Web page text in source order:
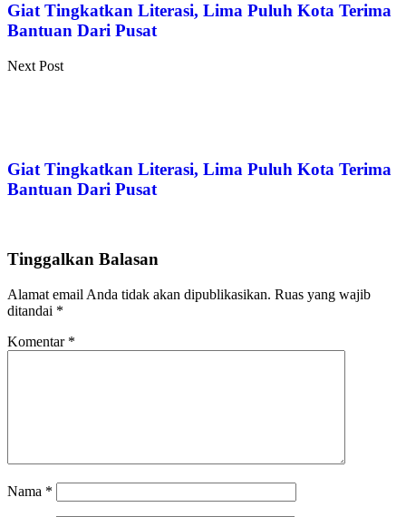
Giat Tingkatkan Literasi, Lima Puluh Kota Terima
Bantuan Dari Pusat
Next Post
Giat Tingkatkan Literasi, Lima Puluh Kota Terima
Bantuan Dari Pusat
Tinggalkan Balasan
Alamat email Anda tidak akan dipublikasikan. Ruas yang wajib
ditandai *
Komentar *
Nama *